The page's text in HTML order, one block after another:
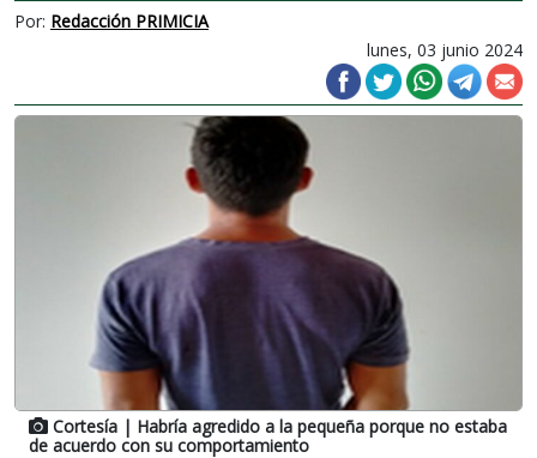
Por: Redacción PRIMICIA
lunes, 03 junio 2024
Cortesía | Habría agredido a la pequeña porque no estaba
de acuerdo con su comportamiento